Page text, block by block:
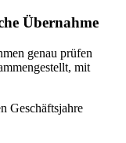
Übernahme
genau prüfen
mit
Geschäftsjahre